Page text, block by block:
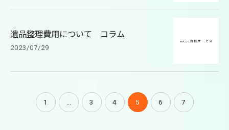
遺品整理費用について コラム
2023/07/29
1 3 4 5 6 7